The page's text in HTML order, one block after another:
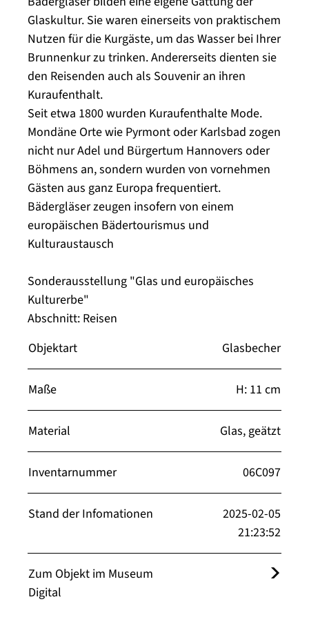
Glaskultur. Sie waren einerseits von praktischem
Nutzen für die Kurgäste, um das Wasser bei Ihrer
Brunnenkur zu trinken. Andererseits dienten sie
den Reisenden auch als Souvenir an ihren
Kuraufenthalt.
Seit etwa 1800 wurden Kuraufenthalte Mode.
Mondäne Orte wie Pyrmont oder Karlsbad zogen
nicht nur Adel und Bürgertum Hannovers oder
Böhmens an, sondern wurden von vornehmen
Gästen aus ganz Europa frequentiert.
Bädergläser zeugen insofern von einem
europäischen Bädertourismus und
Kulturaustausch
Sonderausstellung "Glas und europäisches
Kulturerbe"
Abschnitt: Reisen
Objektart
Glasbecher
Maße H: 11 cm
Material Glas, geätzt
Inventarnummer 06C097
Stand der Infomationen
2025-02-05
21:23:52
Zum Objekt im Museum
Digital